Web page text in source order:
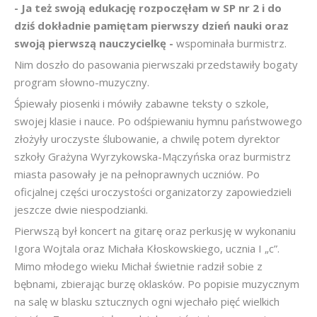
- Ja też swoją edukację rozpoczęłam w SP nr 2 i do
dziś dokładnie pamiętam pierwszy dzień nauki oraz
swoją pierwszą nauczycielkę - wspominała burmistrz.
Nim doszło do pasowania pierwszaki przedstawiły bogaty
program słowno-muzyczny.
Śpiewały piosenki i mówiły zabawne teksty o szkole,
swojej klasie i nauce. Po odśpiewaniu hymnu państwowego
złożyły uroczyste ślubowanie, a chwilę potem dyrektor
szkoły Grażyna Wyrzykowska-Mączyńska oraz burmistrz
miasta pasowały je na pełnoprawnych uczniów. Po
oficjalnej części uroczystości organizatorzy zapowiedzieli
jeszcze dwie niespodzianki.
Pierwszą był koncert na gitarę oraz perkusję w wykonaniu
Igora Wojtala oraz Michała Kłoskowskiego, ucznia I „c”.
Mimo młodego wieku Michał świetnie radził sobie z
bębnami, zbierając burzę oklasków. Po popisie muzycznym
na salę w blasku sztucznych ogni wjechało pięć wielkich